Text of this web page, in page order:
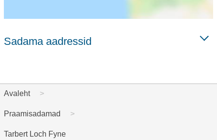
Sadama aadressid
Avaleht
Praamisadamad
Tarbert Loch Fyne